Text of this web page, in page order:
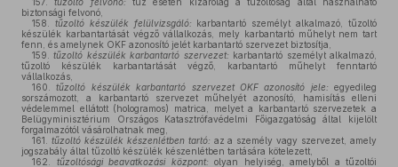
biztonsági felvonó,
158.
tűzoltó készülék felülvizsgáló: karbantartó személyt alkalmazó, tűzoltó
készülék karbantartását végző vállalkozás, mely karbantartó műhelyt nem tart
fenn, és amelynek OKF azonosító jelét karbantartó szervezet biztosítja,
159.
tűzoltó készülék karbantartó szervezet: karbantartó személyt alkalmazó,
tűzoltó készülék karbantartását végző, karbantartó műhelyt fenntartó
vállalkozás,
160.
tűzoltó készülék karbantartó szervezet OKF azonosító jele: egyedileg
sorszámozott, a karbantartó szervezet műhelyét azonosító, hamisítás elleni
védelemmel ellátott (hologramos) matrica, melyet a karbantartó szervezetek a
Belügyminisztérium Országos Katasztrófavédelmi Főigazgatóság által kijelölt
forgalmazótól vásárolhatnak meg,
161.
tűzoltó készülék készenlétben tartó: az a személy vagy szervezet, amely
jogszabály által tűzoltó készülék készenlétben tartására kötelezett,
162.
tűzoltósági beavatkozási központ: olyan helyiség, amelyből a tűzoltói